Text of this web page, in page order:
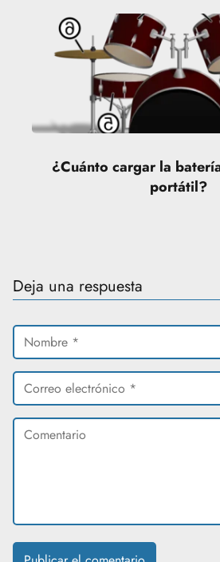
¿Cuánto cargar la
portátil?
Deja una respuesta